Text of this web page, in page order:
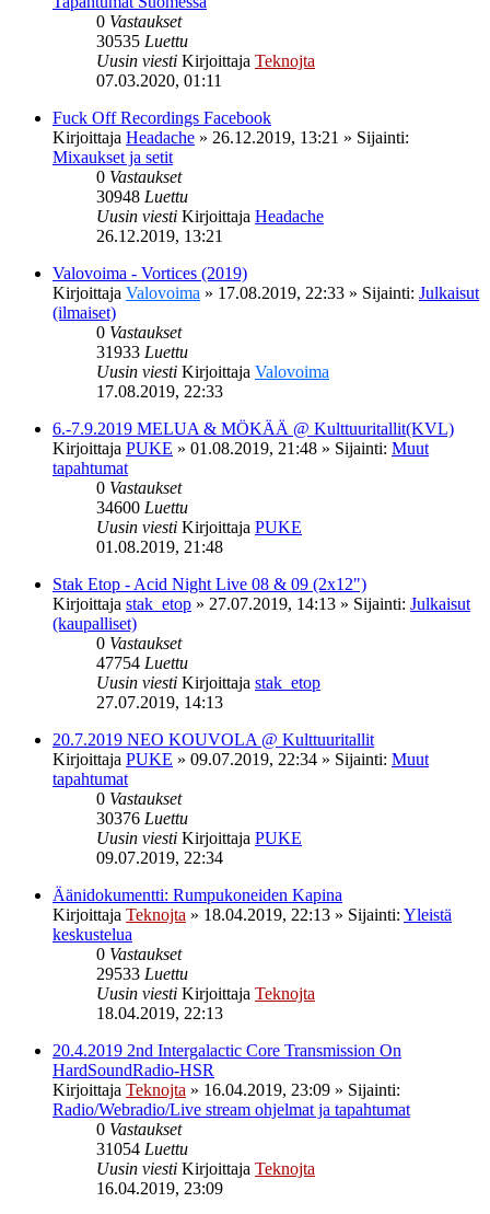
0 Vastaukset
30535 Luettu
Uusin viesti Kirjoittaja Teknojta
07.03.2020, 01:11
Fuck Off Recordings Facebook
Kirjoittaja Headache » 26.12.2019, 13:21 » Sijainti:
Mixaukset ja setit
0 Vastaukset
30948 Luettu
Uusin viesti Kirjoittaja Headache
26.12.2019, 13:21
Valovoima - Vortices (2019)
Kirjoittaja Valovoima » 17.08.2019, 22:33 » Sijainti: Julkaisut
(ilmaiset)
0 Vastaukset
31933 Luettu
Uusin viesti Kirjoittaja Valovoima
17.08.2019, 22:33
6.-7.9.2019 MELUA & MÖKÄÄ @ Kulttuuritallit(KVL)
Kirjoittaja PUKE » 01.08.2019, 21:48 » Sijainti: Muut
tapahtumat
0 Vastaukset
34600 Luettu
Uusin viesti Kirjoittaja PUKE
01.08.2019, 21:48
Stak Etop - Acid Night Live 08 & 09 (2x12")
Kirjoittaja stak_etop » 27.07.2019, 14:13 » Sijainti: Julkaisut
(kaupalliset)
0 Vastaukset
47754 Luettu
Uusin viesti Kirjoittaja stak_etop
27.07.2019, 14:13
20.7.2019 NEO KOUVOLA @ Kulttuuritallit
Kirjoittaja PUKE » 09.07.2019, 22:34 » Sijainti: Muut
tapahtumat
0 Vastaukset
30376 Luettu
Uusin viesti Kirjoittaja PUKE
09.07.2019, 22:34
Äänidokumentti: Rumpukoneiden Kapina
Kirjoittaja Teknojta » 18.04.2019, 22:13 » Sijainti: Yleistä
keskustelua
0 Vastaukset
29533 Luettu
Uusin viesti Kirjoittaja Teknojta
18.04.2019, 22:13
20.4.2019 2nd Intergalactic Core Transmission On
HardSoundRadio-HSR
Kirjoittaja Teknojta » 16.04.2019, 23:09 » Sijainti:
Radio/Webradio/Live stream ohjelmat ja tapahtumat
0 Vastaukset
31054 Luettu
Uusin viesti Kirjoittaja Teknojta
16.04.2019, 23:09